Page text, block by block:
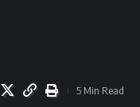
5 Min Read